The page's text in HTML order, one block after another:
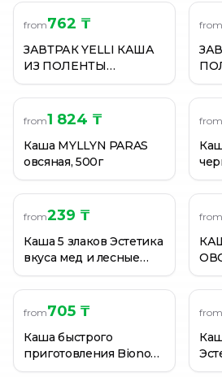
from762 ₸
ЗАВТРАК YELLI КАША
ИЗ ПОЛЕНТЫ
АБРИКОС АРОНИЯ
60ГР
from
from1 824 ₸
Каша MYLLYN PARAS
овсяная, 500г
from
from239 ₸
Каша 5 злаков Эстетика
вкуса мед и лесные
орехи без варки 40 г
from
from705 ₸
Каша быстрого
приготовления Bionova
Протеиновая овсяная с
from
Каша овсяная МИСТРАЛЬ
Каша овсяная МИСТРАЛЬ
Каша овсяная МИСТРАЛЬ